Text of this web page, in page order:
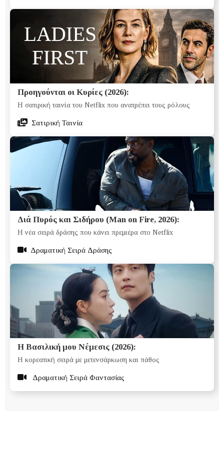
Προηγούνται οι Κυρίες (2026):
Η σατιρική ταινία του Netflix που ανατρέπει τους ρόλους
Σατιρική Ταινία
Διά Πυρός και Σιδήρου (Man on Fire, 2026):
Η νέα σειρά δράσης που κάνει πρεμιέρα στο Netflix
Δραματική Σειρά Δράσης
Η Βασιλική μου Νέμεσις (2026):
Η κορεατική σειρά με μετενσάρκωση και πάθος
Δραματική Σειρά Φαντασίας